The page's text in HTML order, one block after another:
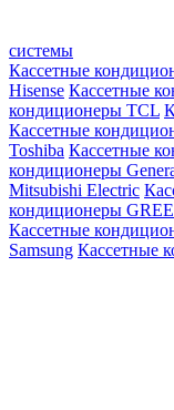
системы
Кассетные
Hisense Кассетные
кондиционеры TCL
Кассетные
Toshiba Кассетные
кондиционеры
Mitsubishi Electric
кондиционеры GREE
Кассетные
Samsung Кассетные